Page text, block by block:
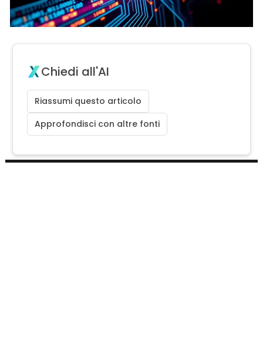
Chiedi all'AI
Riassumi questo articolo
Approfondisci con altre fonti